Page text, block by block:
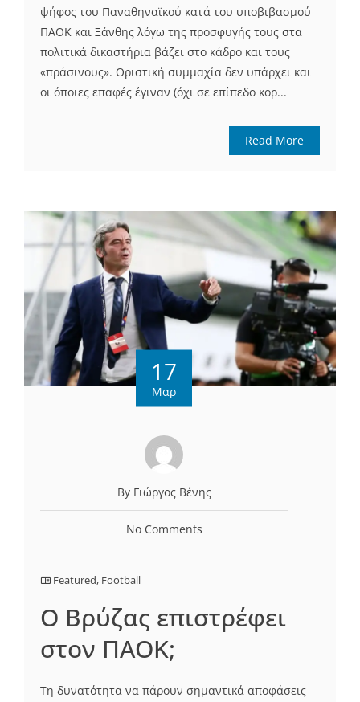
ψήφος του Παναθηναϊκού κατά του υποβιβασμού
ΠΑΟΚ και Ξάνθης λόγω της προσφυγής τους στα
πολιτικά δικαστήρια βάζει στο κάδρο και τους
«πράσινους». Οριστική συμμαχία δεν υπάρχει και
οι όποιες επαφές έγιναν (όχι σε επίπεδο κορ...
Read More
17
Μαρ
By Γιώργος Βένης
No Comments
Featured, Football
O Βρύζας επιστρέφει
στον ΠΑΟK;
Τη δυνατότητα να πάρουν σημαντικά αποφάσεις